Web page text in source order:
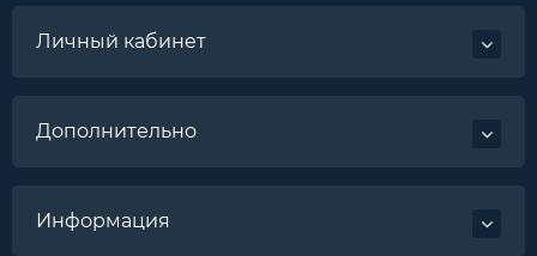
Личный кабинет
Дополнительно
Информация